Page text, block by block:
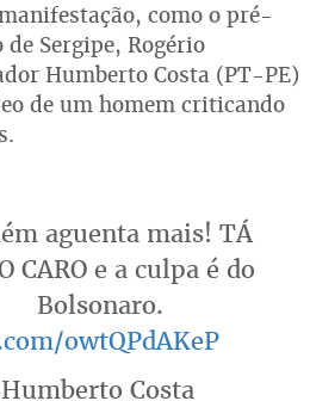
como o pré-
Sergipe, Rogério
Humberto Costa (PT-PE)
de um homem criticando
aguenta mais! TÁ
CARO e a culpa é do
Bolsonaro.
owtQPdAKeP
Costa